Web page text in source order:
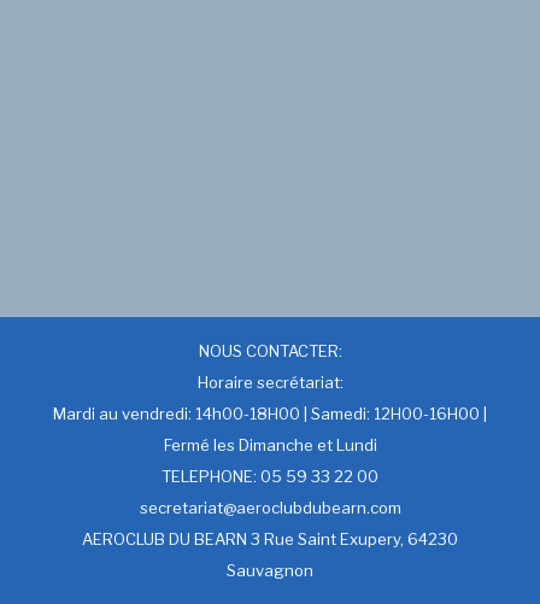
NOUS CONTACTER:
Horaire secrétariat:
Mardi au vendredi: 14h00-18H00 | Samedi: 12H00-16H00 |
Fermé les Dimanche et Lundi
TELEPHONE: 05 59 33 22 00
secretariat@aeroclubdubearn.com
AEROCLUB DU BEARN 3 Rue Saint Exupery, 64230
Sauvagnon